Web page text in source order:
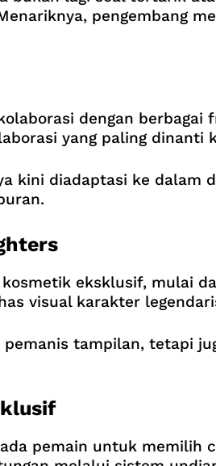
pengembang
dengan
yang paling
kini diadaptasi ke dalam
eksklusif, mulai
visual karakter
tampilan, tetapi
pemain untuk